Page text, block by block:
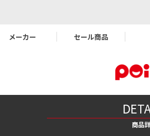
メーカー セール商品
商品